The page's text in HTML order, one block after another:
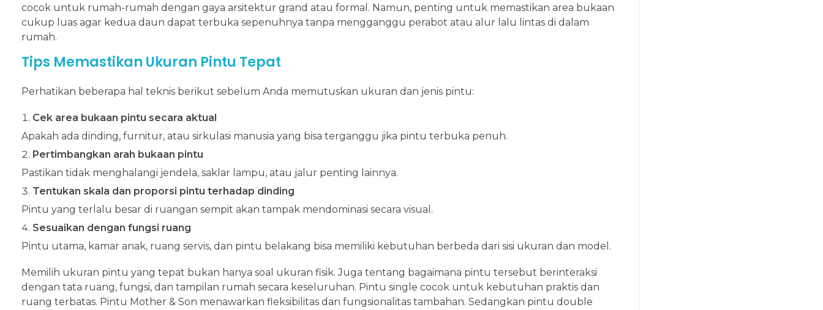
cocok untuk rumah-rumah dengan gaya arsitektur grand atau formal. Namun, penting untuk memastikan area bukaan
cukup luas agar kedua daun dapat terbuka sepenuhnya tanpa mengganggu perabot atau alur lalu lintas di dalam
rumah.
Tips Memastikan Ukuran Pintu Tepat
Perhatikan beberapa hal teknis berikut sebelum Anda memutuskan ukuran dan jenis pintu:
Cek area bukaan pintu secara aktual
Apakah ada dinding, furnitur, atau sirkulasi manusia yang bisa terganggu jika pintu terbuka penuh.
Pertimbangkan arah bukaan pintu
Pastikan tidak menghalangi jendela, saklar lampu, atau jalur penting lainnya.
Tentukan skala dan proporsi pintu terhadap dinding
Pintu yang terlalu besar di ruangan sempit akan tampak mendominasi secara visual.
Sesuaikan dengan fungsi ruang
Pintu utama, kamar anak, ruang servis, dan pintu belakang bisa memiliki kebutuhan berbeda dari sisi ukuran dan model.
Memilih ukuran pintu yang tepat bukan hanya soal ukuran fisik. Juga tentang bagaimana pintu tersebut berinteraksi
dengan tata ruang, fungsi, dan tampilan rumah secara keseluruhan. Pintu single cocok untuk kebutuhan praktis dan
ruang terbatas. Pintu Mother & Son menawarkan fleksibilitas dan fungsionalitas tambahan. Sedangkan pintu double